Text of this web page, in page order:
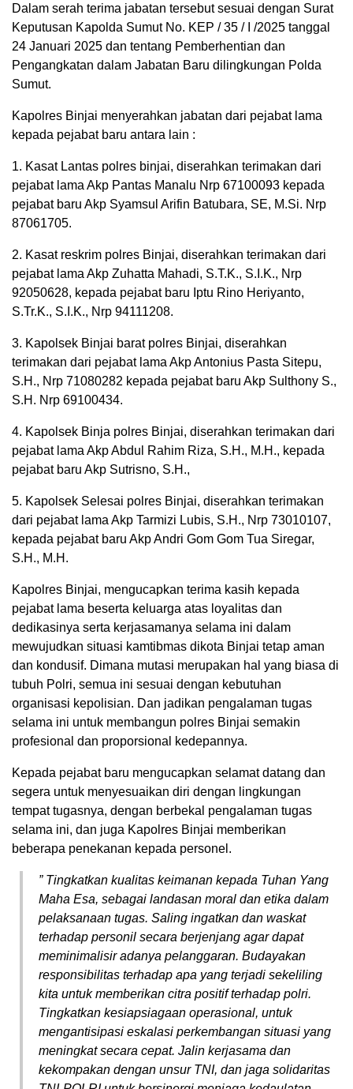
Dalam serah terima jabatan tersebut sesuai dengan Surat
Keputusan Kapolda Sumut No. KEP / 35 / I /2025 tanggal
24 Januari 2025 dan tentang Pemberhentian dan
Pengangkatan dalam Jabatan Baru dilingkungan Polda
Sumut.
Kapolres Binjai menyerahkan jabatan dari pejabat lama
kepada pejabat baru antara lain :
1. Kasat Lantas polres binjai, diserahkan terimakan dari
pejabat lama Akp Pantas Manalu Nrp 67100093 kepada
pejabat baru Akp Syamsul Arifin Batubara, SE, M.Si. Nrp
87061705.
2. Kasat reskrim polres Binjai, diserahkan terimakan dari
pejabat lama Akp Zuhatta Mahadi, S.T.K., S.I.K., Nrp
92050628, kepada pejabat baru Iptu Rino Heriyanto,
S.Tr.K., S.I.K., Nrp 94111208.
3. Kapolsek Binjai barat polres Binjai, diserahkan
terimakan dari pejabat lama Akp Antonius Pasta Sitepu,
S.H., Nrp 71080282 kepada pejabat baru Akp Sulthony S.,
S.H. Nrp 69100434.
4. Kapolsek Binja polres Binjai, diserahkan terimakan dari
pejabat lama Akp Abdul Rahim Riza, S.H., M.H., kepada
pejabat baru Akp Sutrisno, S.H.,
5. Kapolsek Selesai polres Binjai, diserahkan terimakan
dari pejabat lama Akp Tarmizi Lubis, S.H., Nrp 73010107,
kepada pejabat baru Akp Andri Gom Gom Tua Siregar,
S.H., M.H.
Kapolres Binjai, mengucapkan terima kasih kepada
pejabat lama beserta keluarga atas loyalitas dan
dedikasinya serta kerjasamanya selama ini dalam
mewujudkan situasi kamtibmas dikota Binjai tetap aman
dan kondusif. Dimana mutasi merupakan hal yang biasa di
tubuh Polri, semua ini sesuai dengan kebutuhan
organisasi kepolisian. Dan jadikan pengalaman tugas
selama ini untuk membangun polres Binjai semakin
profesional dan proporsional kedepannya.
Kepada pejabat baru mengucapkan selamat datang dan
segera untuk menyesuaikan diri dengan lingkungan
tempat tugasnya, dengan berbekal pengalaman tugas
selama ini, dan juga Kapolres Binjai memberikan
beberapa penekanan kepada personel.
” Tingkatkan kualitas keimanan kepada Tuhan Yang
Maha Esa, sebagai landasan moral dan etika dalam
pelaksanaan tugas. Saling ingatkan dan waskat
terhadap personil secara berjenjang agar dapat
meminimalisir adanya pelanggaran. Budayakan
responsibilitas terhadap apa yang terjadi sekeliling
kita untuk memberikan citra positif terhadap polri.
Tingkatkan kesiapsiagaan operasional, untuk
mengantisipasi eskalasi perkembangan situasi yang
meningkat secara cepat. Jalin kerjasama dan
kekompakan dengan unsur TNI, dan jaga solidaritas